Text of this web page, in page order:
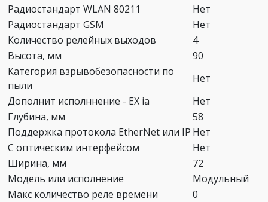
Радиостандарт WLAN 80211
Нет
Радиостандарт GSM
Нет
Количество релейных выходов
4
Высота, мм
90
Категория взрывобезопасности по
пыли
Нет
Дополнит исполннение - EX ia
Нет
Глубина, мм
58
Поддержка протокола EtherNet или IP Нет
С оптическим интерфейсом
Нет
Ширина, мм
72
Модель или исполнение
Модульный
Макс количество реле времени
0